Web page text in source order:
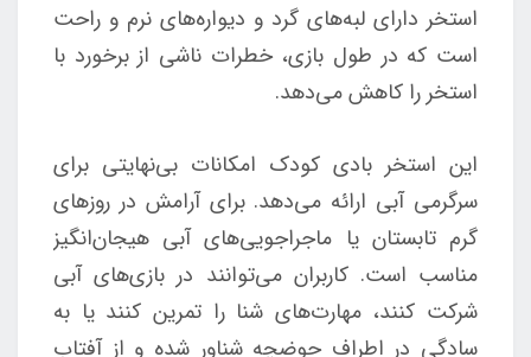
استخر دارای لبه‌های گرد و دیواره‌های نرم و راحت
است که در طول بازی، خطرات ناشی از برخورد با
استخر را کاهش می‌دهد.
این استخر بادی کودک امکانات بی‌نهایتی برای
سرگرمی آبی ارائه می‌دهد. برای آرامش در روزهای
گرم تابستان یا ماجراجویی‌های آبی هیجان‌انگیز
مناسب است. کاربران می‌توانند در بازی‌های آبی
شرکت کنند، مهارت‌های شنا را تمرین کنند یا به
سادگی در اطراف حوضچه شناور شده و از آفتاب